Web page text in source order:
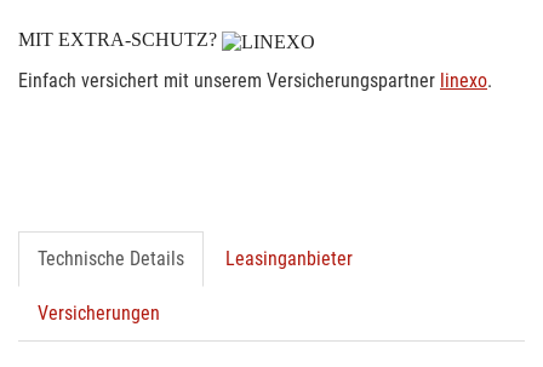
MIT EXTRA-SCHUTZ?
Einfach versichert mit unserem Versicherungspartner linexo.
Technische Details Leasinganbieter
Versicherungen